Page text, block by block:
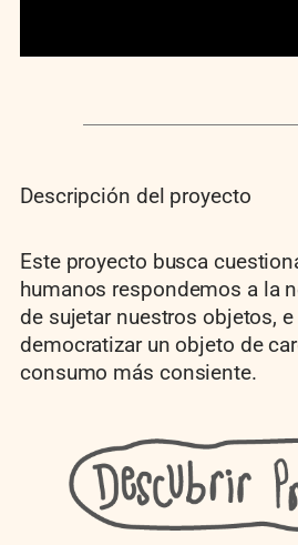
Descripción del proyecto
Este proyecto busca
humanos respondemos a la
de sujetar nuestros objetos,
democratizar un objeto de
consumo más consiente.